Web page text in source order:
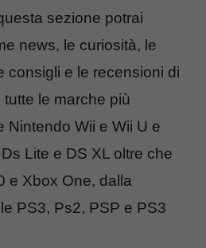
sezione potrai
news, le curiosità, le
consigli e le recensioni di
le marche più
Nintendo Wii e Wii U e
Lite e DS XL oltre che
e Xbox One, dalla
PS3, Ps2, PSP e PS3